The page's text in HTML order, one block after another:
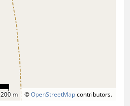
©OpenStreetMapcontributors.
200 m